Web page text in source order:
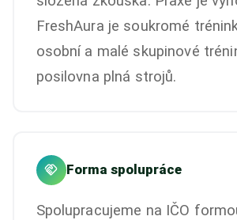
FreshAura je soukromé
osobní a malé skupinové
posilovna plná strojů.
Forma spolupráce
Spolupracujeme na IČO